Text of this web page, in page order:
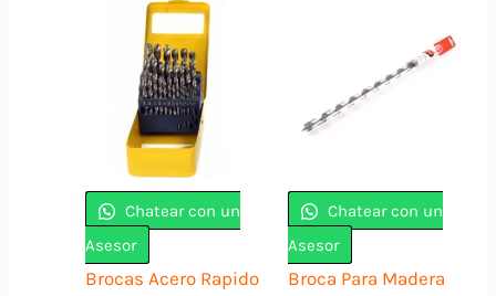
Chatear con un
Asesor
Brocas Acero Rapido
Chatear con un
Asesor
Broca Para Madera